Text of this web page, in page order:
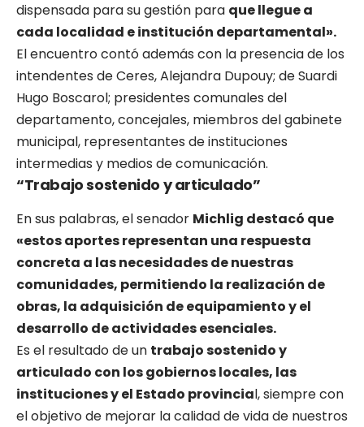
dispensada para su gestión para que llegue a
cada localidad e institución departamental».
El encuentro contó además con la presencia de los
intendentes de Ceres, Alejandra Dupouy; de Suardi
Hugo Boscarol; presidentes comunales del
departamento, concejales, miembros del gabinete
municipal, representantes de instituciones
intermedias y medios de comunicación.
“Trabajo sostenido y articulado”
En sus palabras, el senador Michlig destacó que
«estos aportes representan una respuesta
concreta a las necesidades de nuestras
comunidades, permitiendo la realización de
obras, la adquisición de equipamiento y el
desarrollo de actividades esenciales.
Es el resultado de un trabajo sostenido y
articulado con los gobiernos locales, las
instituciones y el Estado provincial, siempre con
el objetivo de mejorar la calidad de vida de nuestros